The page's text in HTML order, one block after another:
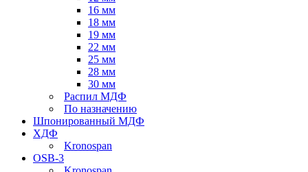
16 мм
18 мм
19 мм
22 мм
25 мм
28 мм
30 мм
Распил МДФ
По назначению
Шпонированный МДФ
ХДФ
Kronospan
OSB-3